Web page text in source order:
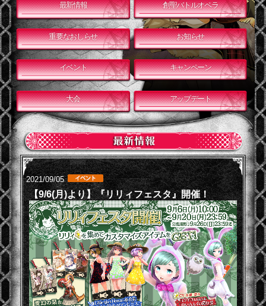
最新情報 創聖バトルオペラ
重要なおしらせ お知らせ
イベント キャンペーン
大会 アップデート
2021/09/05
【9/6(月)より】『リリィフェスタ』開催！